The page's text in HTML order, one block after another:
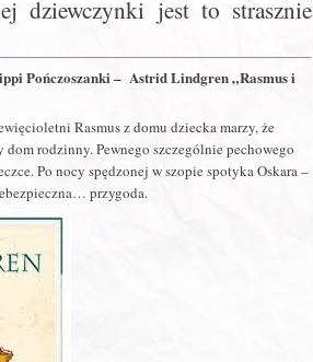
dziewczynki jest to strasznie
Pończoszanki – Astrid Lindgren „Rasmus i
Rasmus z domu dziecka marzy, że
rodzinny. Pewnego szczególnie pechowego
Po nocy spędzonej w szopie spotyka Oskara –
przygoda.